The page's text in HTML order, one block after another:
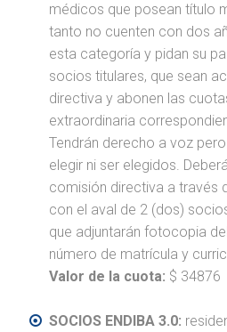
médicos que posean título
tanto no cuenten con dos
esta categoría y pidan su
socios titulares, que sean
directiva y abonen las
extraordinaria
Tendrán derecho a voz
elegir ni ser elegidos.
comisión directiva a través
con el aval de 2 (dos)
que adjuntarán fotocopia
número de matrícula y
Valor de la cuota: $ 34876
SOCIOS ENDIBA 3.0: